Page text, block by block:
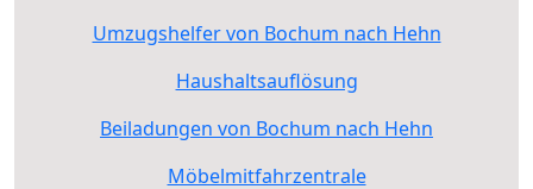
Umzugshelfer von Bochum nach Hehn
Haushaltsauflösung
Beiladungen von Bochum nach Hehn
Möbelmitfahrzentrale